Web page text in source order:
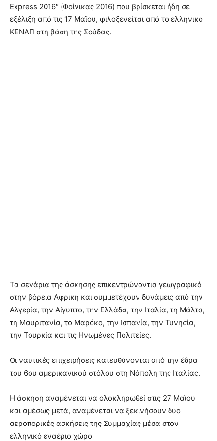
Express 2016″ (Φοίνικας 2016) που βρίσκεται ήδη σε
εξέλιξη από τις 17 Μαϊου, φιλοξενείται από το ελληνικό
ΚΕΝΑΠ στη βάση της Σούδας.
Τα σενάρια της άσκησης επικεντρώνοντια γεωγραφικά
στην βόρεια Αφρική και συμμετέχουν δυνάμεις από την
Αλγερία, την Αίγυπτο, την Ελλάδα, την Ιταλία, τη Μάλτα,
τη Μαυριτανία, το Μαρόκο, την Ισπανία, την Τυνησία,
την Τουρκία και τις Ηνωμένες Πολιτείες.
Οι ναυτικές επιχειρήσεις κατευθύνονται από την έδρα
του 6ου αμερικανικού στόλου στη Νάπολη της Ιταλίας.
Η άσκηση αναμένεται να ολοκληρωθεί στις 27 Μαϊου
και αμέσως μετά, αναμένεται να ξεκινήσουν δυο
αεροπορικές ασκήσεις της Συμμαχίας μέσα στον
ελληνικό εναέριο χώρο.